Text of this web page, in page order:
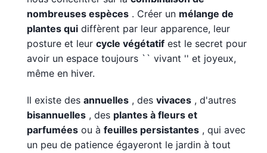
nombreuses espèces . Créer un mélange de
plantes qui diffèrent par leur apparence, leur
posture et leur cycle végétatif est le secret pour
avoir un espace toujours `` vivant '' et joyeux,
même en hiver.
Il existe des annuelles , des vivaces , d'autres
bisannuelles , des plantes à fleurs et
parfumées ou à feuilles persistantes , qui avec
un peu de patience égayeront le jardin à tout